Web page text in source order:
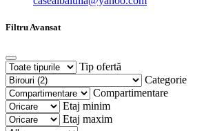
Filtru Avansat
Tip ofertă
Categorie
Compartimentare
Etaj minim
Etaj maxim